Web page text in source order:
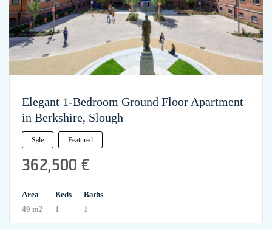
Elegant 1-Bedroom Ground Floor Apartment
in Berkshire, Slough
Sale Featured
362,500 €
Area
49 m2
Beds
1
Baths
1